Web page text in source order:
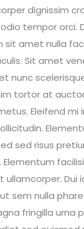
dignissim
tempor orci.
sit amet nulla
Sit amet
nunc
tortor at
Eleifend mi
sed risus
ullamcorper. Dui
sem nulla
fringilla urna